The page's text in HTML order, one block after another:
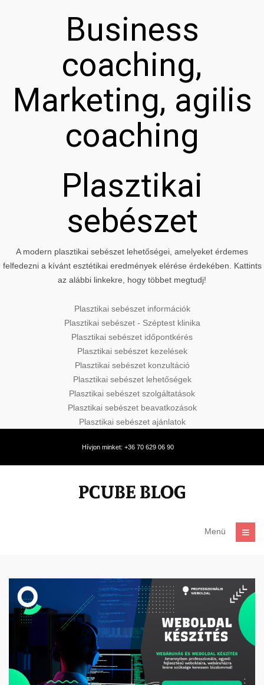
Business
coaching,
Marketing, agilis
coaching
Plasztikai
sebészet
A modern plasztikai sebészet lehetőségei, amelyeket érdemes
felfedezni a kívánt esztétikai eredmények elérése érdekében. Kattints
az alábbi linkekre, hogy többet megtudj!
Plasztikai sebészet információk
Plasztikai sebészet - Széptest klinika
Plasztikai sebészet időpontkérés
Plasztikai sebészet kezelések
Plasztikai sebészet konzultáció
Plasztikai sebészet lehetőségek
Plasztikai sebészet szolgáltatások
Plasztikai sebészet beavatkozások
Plasztikai sebészet ajánlatok
Hívjon minket: +36 70 629 06 90
Menü